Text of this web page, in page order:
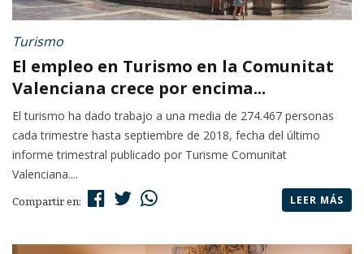
Turismo
El empleo en Turismo en la Comunitat
Valenciana crece por encima...
El turismo ha dado trabajo a una media de 274.467 personas
cada trimestre hasta septiembre de 2018, fecha del último
informe trimestral publicado por Turisme Comunitat
Valenciana....
Compartir en: LEER MÁS